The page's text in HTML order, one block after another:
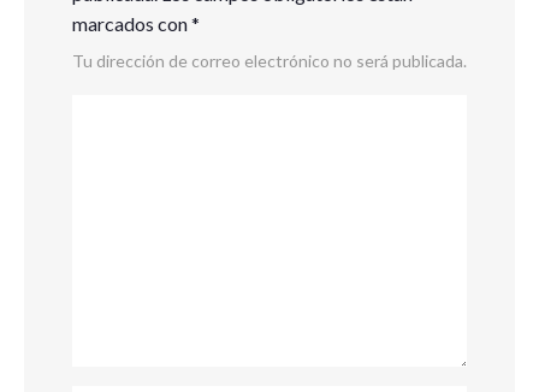
marcados con*
Tu dirección de correo electrónico no será publicada.